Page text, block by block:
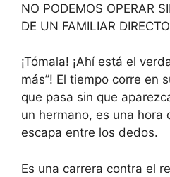
NO PODEMOS OPERAR
DE UN FAMILIAR
¡Tómala! ¡Ahí está el
más”! El tiempo corre en
que pasa sin que
un hermano, es una hora
escapa entre los dedos.
Es una carrera contra el